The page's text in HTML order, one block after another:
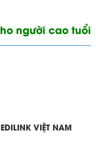
người cao tuổi
VIỆT NAM